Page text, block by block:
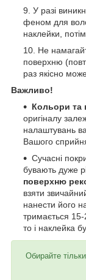
У разі
феном для
наклейки,
Не
поверхню
раз якісно
Важливо!
Кольори та
оригіналу
налаштувань
Вашого
Сучасні
бувають дуже
поверхню
взяти
нанести його
тримається 15-
то і наклейка
Обирайте тільки